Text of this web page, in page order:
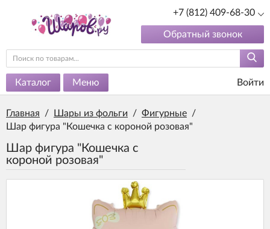
+7 (812) 409-68-30
Обратный звонок
Каталог Меню Войти
Главная / Шары из фольги / Фигурные /
Шар фигура "Кошечка с короной розовая"
Шар фигура "Кошечка с
короной розовая"